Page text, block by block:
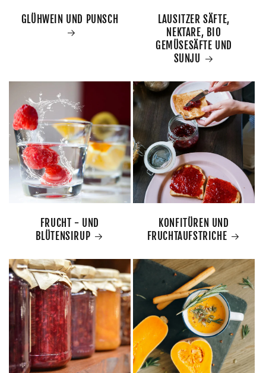
GLÜHWEIN UND PUNSCH
LAUSITZER SÄFTE,
NEKTARE, BIO
GEMÜSESÄFTE UND
SUNJU
FRUCHT - UND
BLÜTENSIRUP
KONFITÜREN UND
FRUCHTAUFSTRICHE